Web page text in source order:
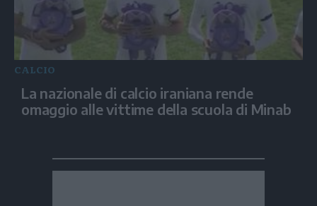
CALCIO
La nazionale di calcio iraniana rende
omaggio alle vittime della scuola di Minab